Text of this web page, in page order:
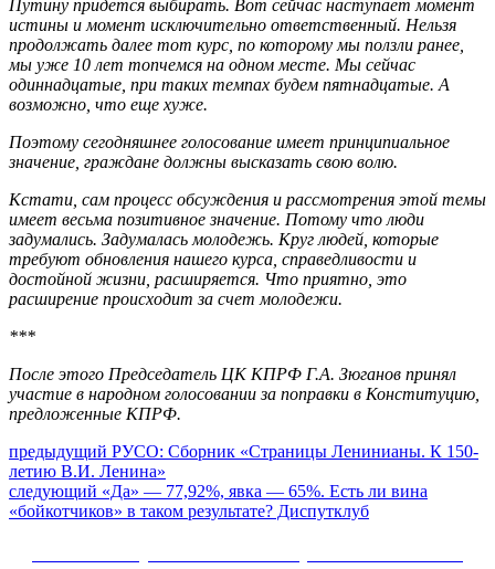
Путину придется выбирать. Вот сейчас наступает момент
истины и момент исключительно ответственный. Нельзя
продолжать далее тот курс, по которому мы ползли ранее,
мы уже 10 лет топчемся на одном месте. Мы сейчас
одиннадцатые, при таких темпах будем пятнадцатые. А
возможно, что еще хуже.
Поэтому сегодняшнее голосование имеет принципиальное
значение, граждане должны высказать свою волю.
Кстати, сам процесс обсуждения и рассмотрения этой темы
имеет весьма позитивное значение. Потому что люди
задумались. Задумалась молодежь. Круг людей, которые
требуют обновления нашего курса, справедливости и
достойной жизни, расширяется. Что приятно, это
расширение происходит за счет молодежи.
***
После этого Председатель ЦК КПРФ Г.А. Зюганов принял
участие в народном голосовании за поправки в Конституцию,
предложенные КПРФ.
Навигация
по
записям
предыдущий Предыдущий
пост:
РУСО: Сборник «Страницы Ленинианы. К 150-
летию В.И. Ленина»
следующий Следующее
сообщение:
«Да» — 77,92%, явка — 65%. Есть ли вина
«бойкотчиков» в таком результате? Диспутклуб